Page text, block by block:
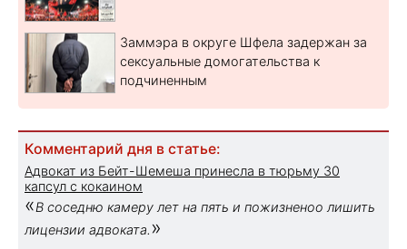
Заммэра в округе Шфела задержан за
сексуальные домогательства к
подчиненным
Комментарий дня в статье:
Адвокат из Бейт-Шемеша принесла в тюрьму 30
капсул с кокаином
«В соседню камеру лет на пять и пожизненоо лишить
лицензии адвоката. »